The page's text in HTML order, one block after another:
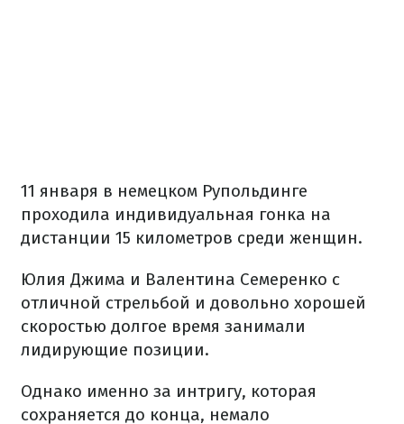
11 января в немецком Рупольдинге
проходила индивидуальная гонка на
дистанции 15 километров среди женщин.
Юлия Джима и Валентина Семеренко с
отличной стрельбой и довольно хорошей
скоростью долгое время занимали
лидирующие позиции.
Однако именно за интригу, которая
сохраняется до конца, немало